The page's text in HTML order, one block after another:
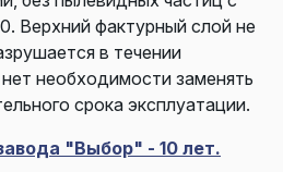
Верхний фактурный слой не
в течении
необходимости заменять
срока эксплуатации.
"Выбор" - 10 лет.